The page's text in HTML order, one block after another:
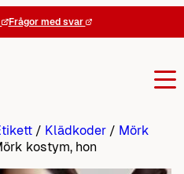
Frågor med svar
/ Klädkoder / Mörk
kostym, hon